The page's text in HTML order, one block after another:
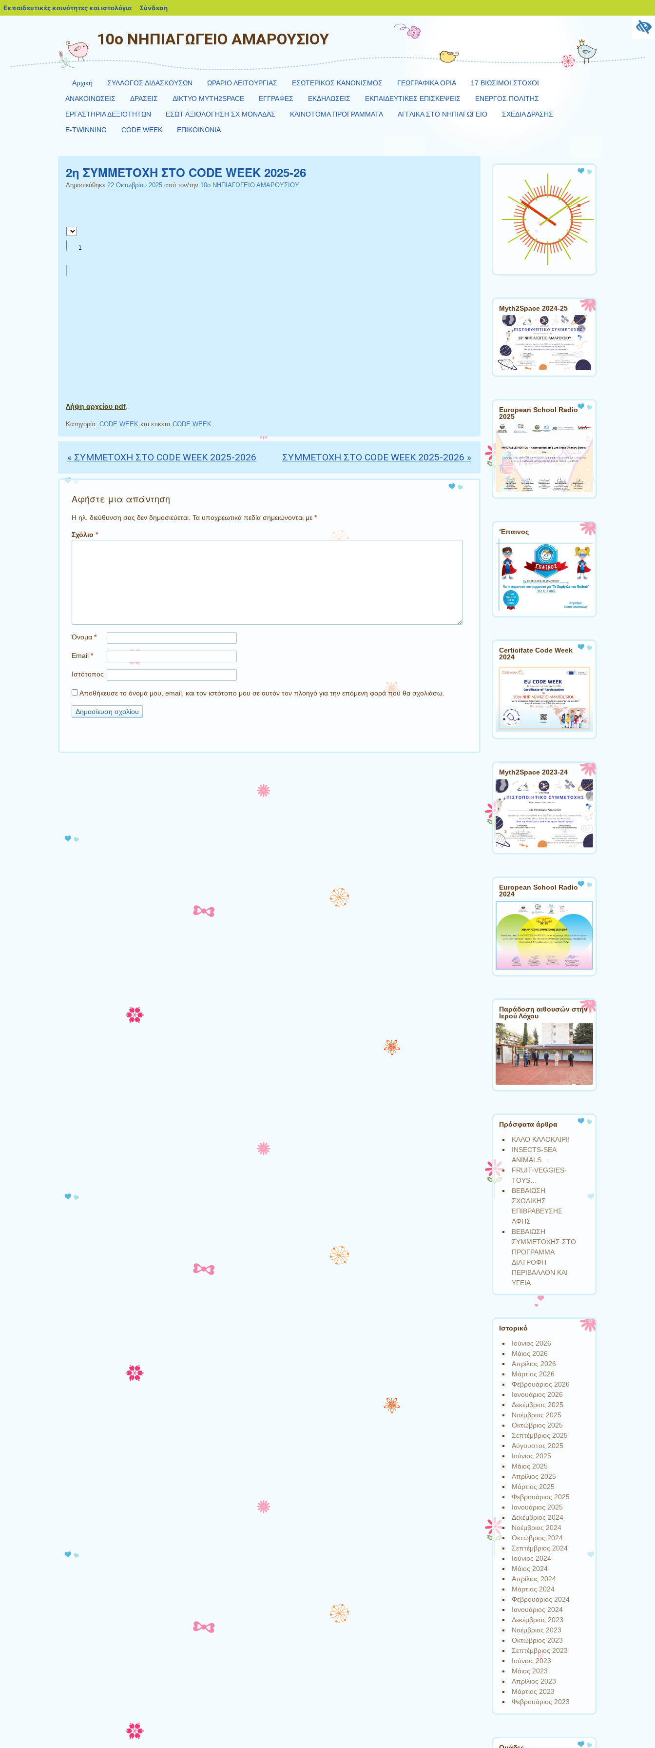
10o ΝΗΠΙΑΓΩΓΕΙΟ ΑΜΑΡΟΥΣΙΟΥ
Αρχική ΣΥΛΛΟΓΟΣ ΔΙΔΑΣΚΟΥΣΩΝ ΩΡΑΡΙΟ ΛΕΙΤΟΥΡΓΙΑΣ ΕΣΩΤΕΡΙΚΟΣ ΚΑΝΟΝΙΣΜΟΣ ΓΕΩΓΡΑΦΙΚΑ ΟΡΙΑ
17 ΒΙΩΣΙΜΟΙ ΣΤΟΧΟΙ
ΑΝΑΚΟΙΝΩΣΕΙΣ
ΔΡΑΣΕΙΣ ΔΙΚΤΥΟ MYTH2SPACE ΕΓΓΡΑΦΕΣ ΕΚΔΗΛΩΣΕΙΣ ΕΚΠΑΙΔΕΥΤΙΚΕΣ ΕΠΙΣΚΕΨΕΙΣ
ΕΝΕΡΓΟΣ ΠΟΛΙΤΗΣ
ΕΡΓΑΣΤΗΡΙΑ ΔΕΞΙΟΤΗΤΩΝ
ΕΣΩΤ ΑΞΙΟΛΟΓΗΣΗ ΣΧ ΜΟΝΑΔΑΣ ΚΑΙΝΟΤΟΜΑ ΠΡΟΓΡΑΜΜΑΤΑ ΑΓΓΛΙΚΑ ΣΤΟ ΝΗΠΙΑΓΩΓΕΙΟ
ΣΧΕΔΙΑ ΔΡΑΣΗΣ
E-TWINNING
CODE WEEK ΕΠΙΚΟΙΝΩΝΙΑ
2η ΣΥΜΜΕΤΟΧΗ ΣTO CODE WEEK 2025-26
Δημοσιεύθηκε 22 Οκτωβρίου 2025 από τον/την 10ο ΝΗΠΙΑΓΩΓΕΙΟ ΑΜΑΡΟΥΣΙΟΥ
Λήψη αρχείου pdf
Κατηγορία: CODE WEEK και ετικέτα CODE WEEK.
Πλοήγηση άρθρων
« ΣΥΜΜΕΤΟΧΗ ΣΤΟ CODE WEEK 2025-2026 ΣΥΜΜΕΤΟΧΗ ΣΤΟ CODE WEEK 2025-2026 »
Αφήστε μια απάντηση
Η ηλ. διεύθυνση σας δεν δημοσιεύεται. Τα υποχρεωτικά πεδία σημειώνονται με *
Σχόλιο *
Όνομα *
Email *
Ιστότοπος
Αποθήκευσε το όνομά μου, email, και τον ιστότοπο μου σε αυτόν τον πλοηγό για την επόμενη φορά που θα σχολιάσω.
Myth2Space 2024-25
European School Radio
2025
‘Επαινος
Certicifate Code Week
2024
Myth2Space 2023-24
European School Radio
2024
Παράδοση αιθουσών στην
Ιερού Λόχου
Πρόσφατα άρθρα
ΚΑΛΟ ΚΑΛΟΚΑΙΡΙ!
INSECTS-SEA
ANIMALS…
FRUIT-VEGGIES-
TOYS…
ΒΕΒΑΙΩΣΗ
ΣΧΟΛΙΚΗΣ
ΕΠΙΒΡΑΒΕΥΣΗΣ
ΑΦΗΣ
ΒΕΒΑΙΩΣΗ
ΣΥΜΜΕΤΟΧΗΣ ΣΤΟ
ΠΡΟΓΡΑΜΜΑ
ΔΙΑΤΡΟΦΗ
ΠΕΡΙΒΑΛΛΟΝ ΚΑΙ
ΥΓΕΙΑ
Ιστορικό
Ιούνιος 2026
Μάιος 2026
Απρίλιος 2026
Μάρτιος 2026
Φεβρουάριος 2026
Ιανουάριος 2026
Δεκέμβριος 2025
Νοέμβριος 2025
Οκτώβριος 2025
Σεπτέμβριος 2025
Αύγουστος 2025
Ιούνιος 2025
Μάιος 2025
Απρίλιος 2025
Μάρτιος 2025
Φεβρουάριος 2025
Ιανουάριος 2025
Δεκέμβριος 2024
Νοέμβριος 2024
Οκτώβριος 2024
Σεπτέμβριος 2024
Ιούνιος 2024
Μάιος 2024
Απρίλιος 2024
Μάρτιος 2024
Φεβρουάριος 2024
Ιανουάριος 2024
Δεκέμβριος 2023
Νοέμβριος 2023
Οκτώβριος 2023
Σεπτέμβριος 2023
Ιούνιος 2023
Μάιος 2023
Απρίλιος 2023
Μάρτιος 2023
Φεβρουάριος 2023
Εκπαιδευτικές κοινότητες και ιστολόγια blogs.sch.gr
Σύνδεση